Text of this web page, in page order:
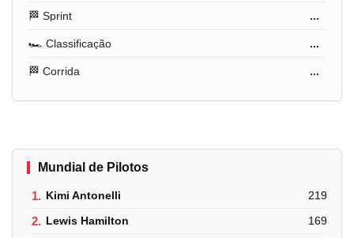
🏁 Sprint ...
🏎️ Classificação ...
🏁 Corrida ...
Mundial de Pilotos
1. Kimi Antonelli 219
2. Lewis Hamilton 169